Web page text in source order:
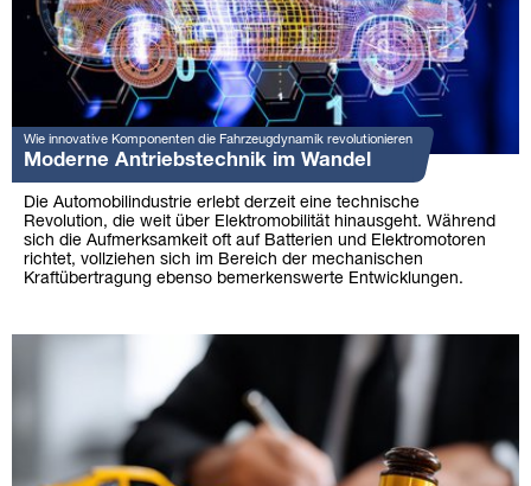
Wie innovative Komponenten die Fahrzeugdynamik revolutionieren
Moderne Antriebstechnik im Wandel
Die Automobilindustrie erlebt derzeit eine technische
Revolution, die weit über Elektromobilität hinausgeht. Während
sich die Aufmerksamkeit oft auf Batterien und Elektromotoren
richtet, vollziehen sich im Bereich der mechanischen
Kraftübertragung ebenso bemerkenswerte Entwicklungen.